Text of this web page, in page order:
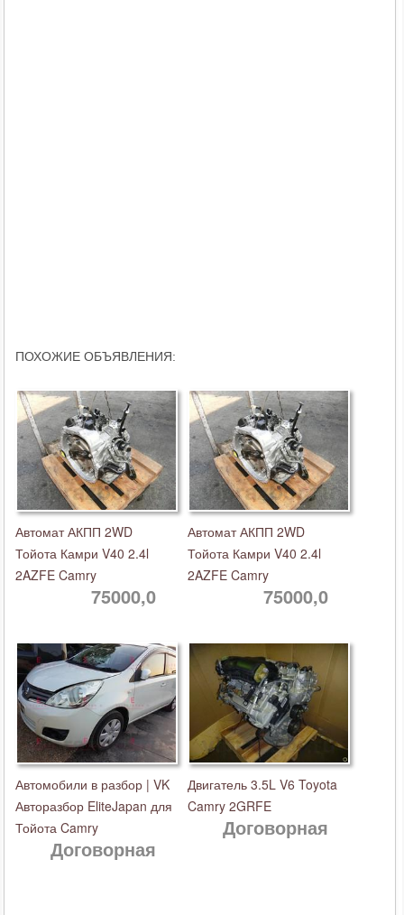
ПОХОЖИЕ ОБЪЯВЛЕНИЯ:
Автомат АКПП 2WD
Тойота Камри V40 2.4l
2AZFE Camry
75000,0
Автомат АКПП 2WD
Тойота Камри V40 2.4l
2AZFE Camry
75000,0
Автомобили в разбор | VK
Авторазбор EliteJapan для
Тойота Camry
Договорная
Двигатель 3.5L V6 Toyota
Camry 2GRFE
Договорная